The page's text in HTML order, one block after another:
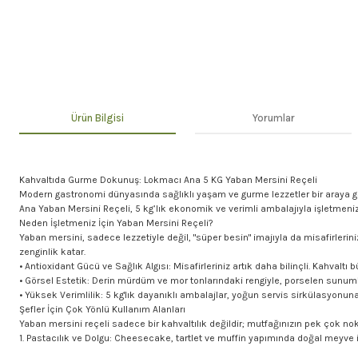
Ürün Bilgisi Yorumlar
Kahvaltıda Gurme Dokunuş: Lokmacı Ana 5 KG Yaban Mersini Reçeli
Modern gastronomi dünyasında sağlıklı yaşam ve gurme lezzetler bir
Ana Yaban Mersini Reçeli, 5 kg’lık ekonomik ve verimli ambalajıyla
Neden İşletmeniz İçin Yaban Mersini Reçeli?
Yaban mersini, sadece lezzetiyle değil, "süper besin" imajıyla da
zenginlik katar.
• Antioxidant Gücü ve Sağlık Algısı: Misafirleriniz artık daha bilinçli.
• Görsel Estetik: Derin mürdüm ve mor tonlarındaki rengiyle, porselen
• Yüksek Verimlilik: 5 kg'lık dayanıklı ambalajlar, yoğun servis
Şefler İçin Çok Yönlü Kullanım Alanları
Yaban mersini reçeli sadece bir kahvaltılık değildir; mutfağınızın pek çok
1. Pastacılık ve Dolgu: Cheesecake, tartlet ve muffin yapımında doğal